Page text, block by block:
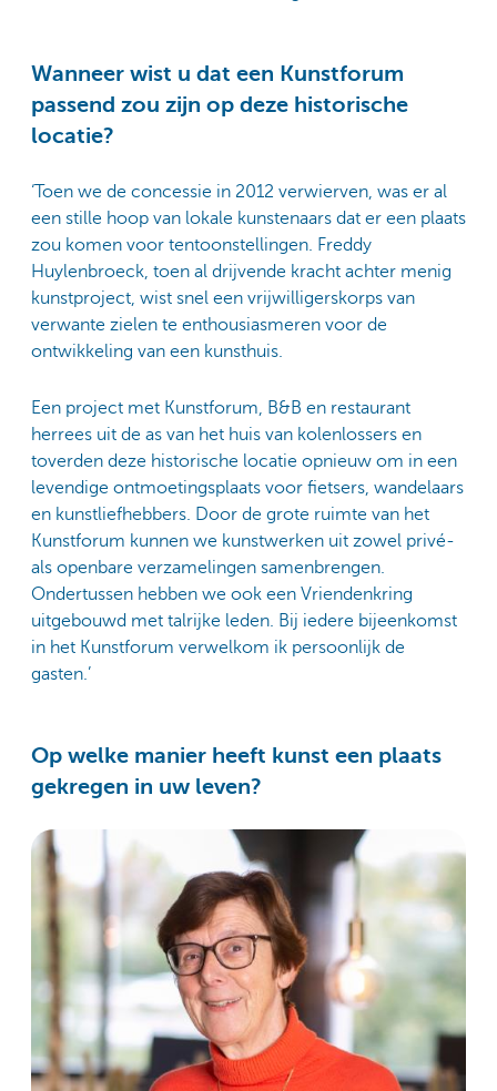
Wanneer wist u dat een Kunstforum
passend zou zijn op deze historische
locatie?
‘Toen we de concessie in 2012 verwierven, was er al
een stille hoop van lokale kunstenaars dat er een plaats
zou komen voor tentoonstellingen. Freddy
Huylenbroeck, toen al drijvende kracht achter menig
kunstproject, wist snel een vrijwilligerskorps van
verwante zielen te enthousiasmeren voor de
ontwikkeling van een kunsthuis.
Een project met Kunstforum, B&B en restaurant
herrees uit de as van het huis van kolenlossers en
toverden deze historische locatie opnieuw om in een
levendige ontmoetingsplaats voor fietsers, wandelaars
en kunstliefhebbers. Door de grote ruimte van het
Kunstforum kunnen we kunstwerken uit zowel privé-
als openbare verzamelingen samenbrengen.
Ondertussen hebben we ook een Vriendenkring
uitgebouwd met talrijke leden. Bij iedere bijeenkomst
in het Kunstforum verwelkom ik persoonlijk de
gasten.’
Op welke manier heeft kunst een plaats
gekregen in uw leven?